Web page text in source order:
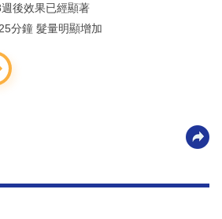
後效果已經顯著
分鐘 髮量明顯增加